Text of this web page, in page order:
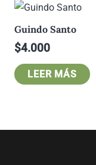
Guindo Santo
$4.000
LEER MÁS